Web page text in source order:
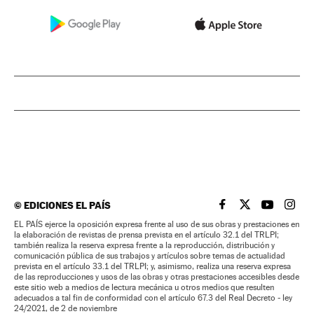
©EDICIONES EL PAÍS EL PAÍS BRASIL EN
EL PAÍSEL PAÍS
EL
EL PAÍS ejerce la oposición expresa frente al uso de sus obras y prestaciones en
la elaboración de revistas de prensa prevista en el artículo 32.1 del TRLPI;
también realiza la reserva expresa frente a la reproducción, distribución y
comunicación pública de sus trabajos y artículos sobre temas de actualidad
prevista en el artículo 33.1 del TRLPI; y, asimismo, realiza una reserva expresa
de las reproducciones y usos de las obras y otras prestaciones accesibles desde
este sitio web a medios de lectura mecánica u otros medios que resulten
adecuados a tal fin de conformidad con el artículo 67.3 del Real Decreto - ley
24/2021, de 2 de noviembre